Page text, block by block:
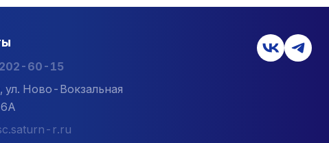
60-15
ул. Ново-Вокзальная
r.ru